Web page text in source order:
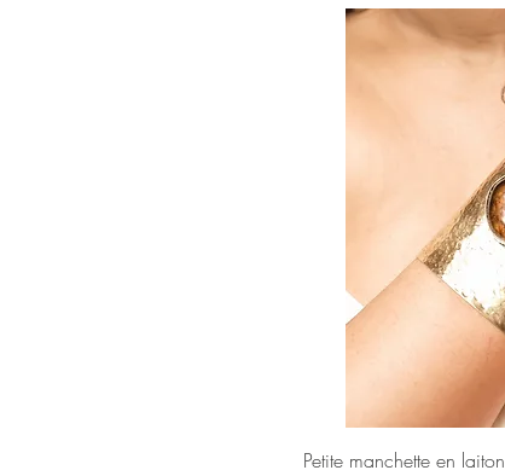
Petite manchette en